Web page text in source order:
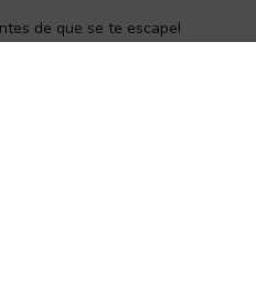
de que se te escape!